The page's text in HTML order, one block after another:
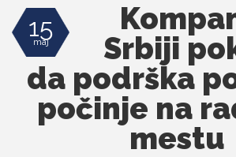
15
maj
Srbiji
da podrška
počinje na
mestu